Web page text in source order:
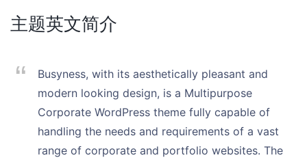
主题英文简介
Busyness, with its aesthetically pleasant and
modern looking design, is a Multipurpose
Corporate WordPress theme fully capable of
handling the needs and requirements of a vast
range of corporate and portfolio websites. The